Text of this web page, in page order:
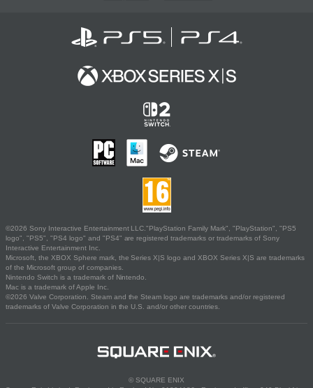
©2026 Sony Interactive Entertainment LLC."PlayStation Family Mark", "PlayStation", "PS5
logo", "PS5", "PS4 logo" and "PS4" are registered trademarks or trademarks of Sony
Interactive Entertainment Inc.
Microsoft, the XBOX Sphere mark, the Series X|S logo and XBOX Series X|S are trademarks
of the Microsoft group of companies.
Nintendo Switch is a trademark of Nintendo.
Mac is a trademark of Apple Inc.
©2026 Valve Corporation. Steam and the Steam logo are trademarks and/or registered
trademarks of Valve Corporation in the U.S. and/or other countries.
© SQUARE ENIX